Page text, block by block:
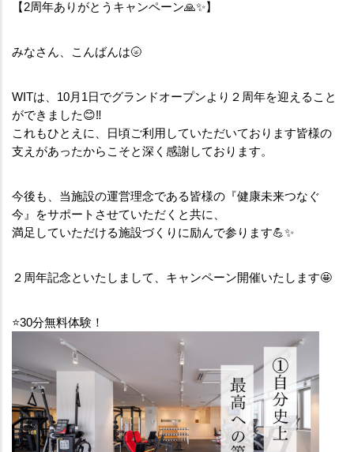
【2周年ありがとうキャンペーン🙏✨】
みなさん、こんばんは🌝
WITは、10月1日でグランドオープンより２周年を迎えること
ができました😊‼︎
これもひとえに、日頃ご利用していただいております皆様の
支えがあったからこそと深く感謝しております。
今後も、当施設の運営理念である皆様の『健康未来つなぐ
今』をサポートさせていただくと共に、
満足していただける施設づくりに励んで参ります💪✨
２周年記念といたしまして、キャンペーン開催いたします🤩
⭐️30分無料体験！